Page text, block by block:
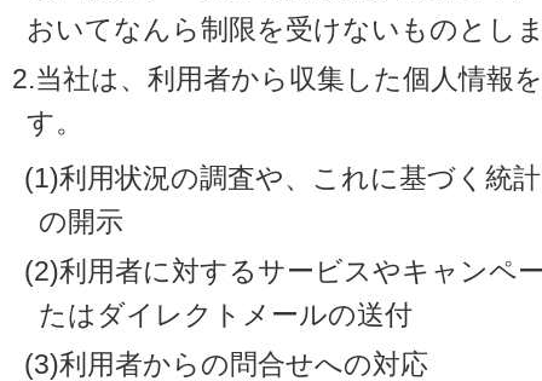
おいてなんら制限を受けないものとし
2.当社は、利用者から収集した個人情報
す。
(1)利用状況の調査や、これに基づく統
の開示
(2)利用者に対するサービスやキャンペ
たはダイレクトメールの送付
(3)利用者からの問合せへの対応